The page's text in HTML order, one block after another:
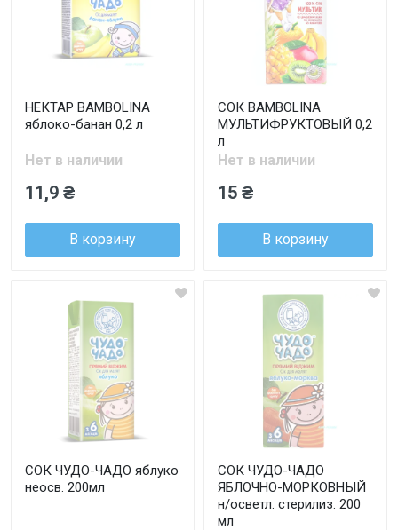
НЕКТАР BAMBOLINA
яблоко-банан 0,2 л
Нет в наличии
11,9 ₴
В корзину
СОК BAMBOLINA
МУЛЬТИФРУКТОВЫЙ 0,2
л
Нет в наличии
15 ₴
В корзину
СОК ЧУДО-ЧАДО яблуко
неосв. 200мл
СОК ЧУДО-ЧАДО
ЯБЛОЧНО-МОРКОВНЫЙ
н/осветл. стерилиз. 200
мл